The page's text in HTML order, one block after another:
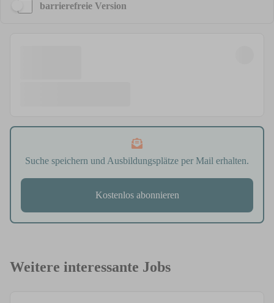
barrierefreie Version
Suche speichern und Ausbildungsplätze per Mail erhalten.
Kostenlos abonnieren
Weitere interessante Jobs